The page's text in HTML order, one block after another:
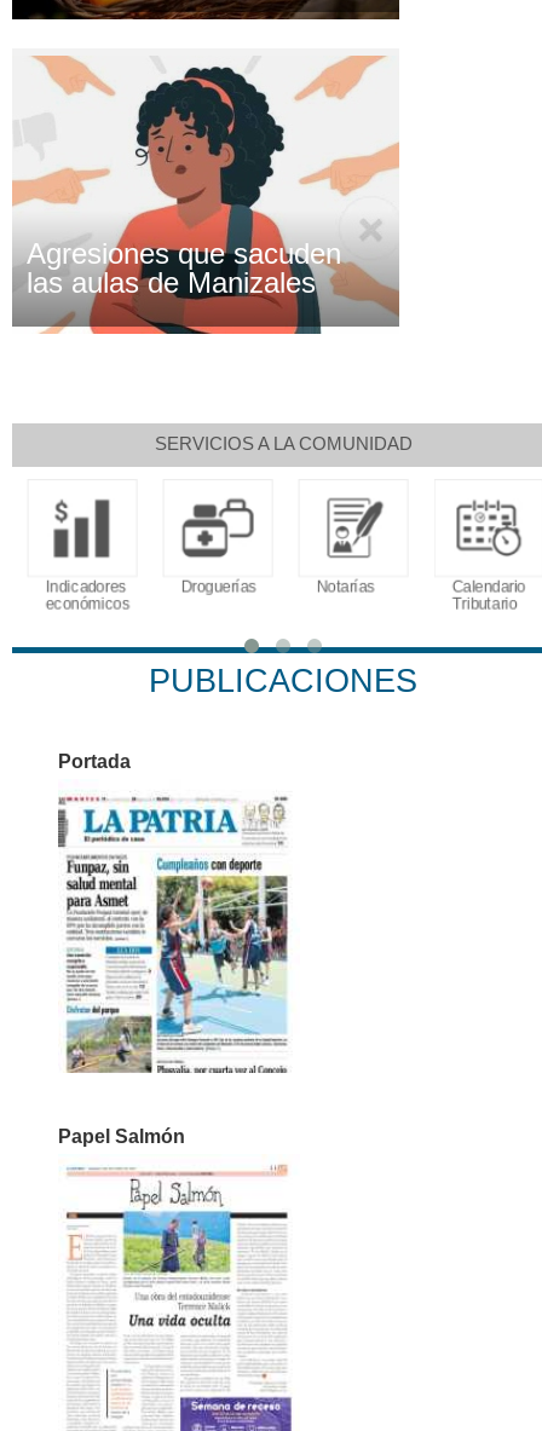
Agresiones que sacuden
las aulas de Manizales
SERVICIOS A LA COMUNIDAD
Indicadores
económicos
Droguerías Notarías
Calendario
Tributario
PUBLICACIONES
Portada
Papel Salmón